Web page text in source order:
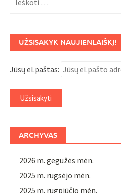
UŽSISAKYK NAUJIENLAIŠKĮ!
Jūsų el.paštas:
ARCHYVAS
2026 m. gegužės mėn.
2025 m. rugsėjo mėn.
2025 m. rugpjūčio mėn.